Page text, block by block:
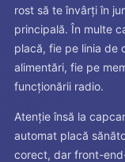
rost să te învârți în
principală. În multe
placă, fie pe linia de
alimentări, fie pe
funcționării radio.
Atenție însă la
automat placă
corect, dar front-